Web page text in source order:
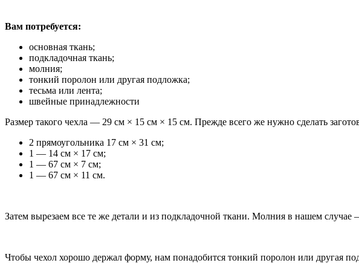
Вам потребуется:
основная ткань;
подкладочная ткань;
молния;
тонкий поролон или другая подложка;
тесьма или лента;
швейные принадлежности
Размер такого чехла — 29 см × 15 см × 15 см. Прежде всего же нужно сделать
2 прямоугольника 17 см × 31 см;
1 — 14 см × 17 см;
1 — 67 см × 7 см;
1 — 67 см × 11 см.
Затем вырезаем все те же детали и из подкладочной ткани. Молния в нашем случае
Чтобы чехол хорошо держал форму, нам понадобится тонкий поролон или другая